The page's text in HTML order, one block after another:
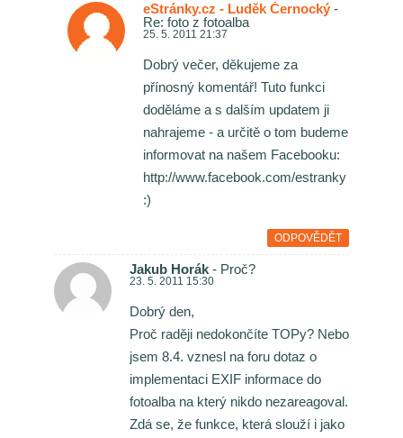
eStránky.cz - Luděk Černocký -
Re: foto z fotoalba
25. 5. 2011 21:37
Dobrý večer, děkujeme za
přínosný komentář! Tuto funkci
doděláme a s dalším updatem ji
nahrajeme - a určitě o tom budeme
informovat na našem Facebooku:
http://www.facebook.com/estranky
:)
ODPOVĚDĚT
Jakub Horák - Proč?
23. 5. 2011 15:30
Dobrý den,
Proč raději nedokončíte TOPy? Nebo
jsem 8.4. vznesl na foru dotaz o
implementaci EXIF informace do
fotoalba na který nikdo nezareagoval.
Zdá se, že funkce, která slouží i jako